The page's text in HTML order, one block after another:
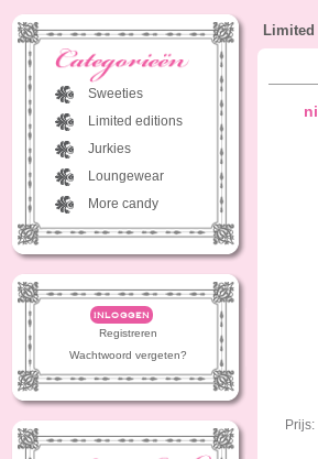
Sweeties
Limited editions
Jurkies
Loungewear
More candy
inloggen
Registreren
Wachtwoord vergeten?
Prijs: